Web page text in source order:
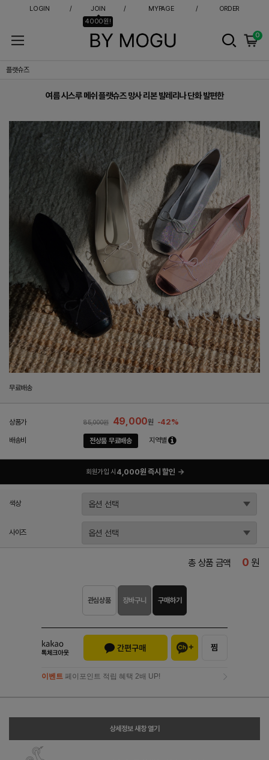
LOGIN
JOIN
4000원!
MYPAGE ORDER
0
여름 시스루 메쉬 플랫슈즈 망사 리본 발레리나 단화 발편한
플랫슈즈
여름 시스루 메쉬 플랫슈즈 망사 리본 발레리나 단화 발편한
무료배송
상품가 85,000원 49,000원 -42%
배송비 전상품 무료배송 지역별
회원가입 시 4,000원 즉시 할인 →
색상
사이즈
총 상품 금액 0 원
관심상품 장바구니 구매하기
이벤트 페이포인트 적립 혜택 2배 UP!
이벤트페이포인트 적립 혜택 2배 UP!
상세정보 새창 열기